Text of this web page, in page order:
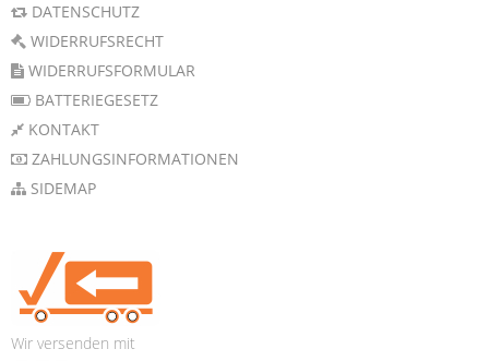
DATENSCHUTZ
WIDERRUFSRECHT
WIDERRUFSFORMULAR
BATTERIEGESETZ
KONTAKT
ZAHLUNGSINFORMATIONEN
SIDEMAP
Wir versenden mit